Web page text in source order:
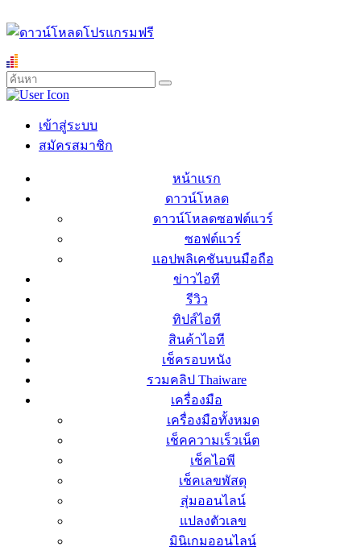
เข้าสู่ระบบ
สมัครสมาชิก
หน้าแรก
ดาวน์โหลด
ดาวน์โหลดซอฟต์แวร์
ซอฟต์แวร์
แอปพลิเคชันบนมือถือ
ข่าวไอที
รีวิว
ทิปส์ไอที
สินค้าไอที
เช็ครอบหนัง
รวมคลิป Thaiware
เครื่องมือ
เครื่องมือทั้งหมด
เช็คความเร็วเน็ต
เช็คไอพี
เช็คเลขพัสดุ
สุ่มออนไลน์
แปลงตัวเลข
มินิเกมออนไลน์